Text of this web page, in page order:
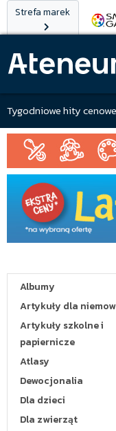
Strefa marek
Tygodniowe hity cenowe
Albumy
Artykuły dla
Artykuły szkolne i
papiernicze
Atlasy
Dewocjonalia
Dla dzieci
Dla zwierząt